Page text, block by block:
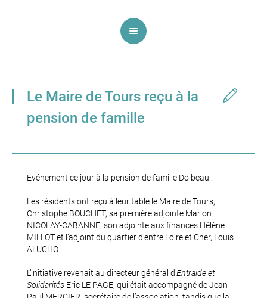
Le Maire de Tours reçu à la
pension de famille
Evénement ce jour à la pension de famille Dolbeau !
Les résidents ont reçu à leur table le Maire de Tours,
Christophe BOUCHET, sa première adjointe Marion
NICOLAY-CABANNE, son adjointe aux finances Hélène
MILLOT et l’adjoint du quartier d’entre Loire et Cher, Louis
ALUCHO.
L’initiative revenait au directeur général d’Entraide et
Solidarités Eric LE PAGE, qui était accompagné de Jean-